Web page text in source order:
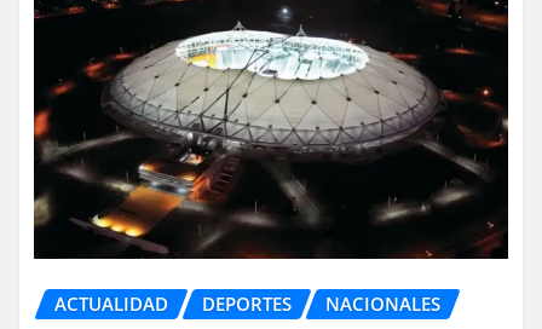
ACTUALIDAD DEPORTES NACIONALES